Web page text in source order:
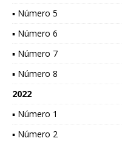
▪ Número 5
▪ Número 6
▪ Número 7
▪ Número 8
2022
▪ Número 1
▪ Número 2